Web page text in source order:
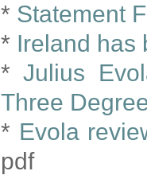
* Statement
* Ireland has
*Julius
Three
* Evola
pdf